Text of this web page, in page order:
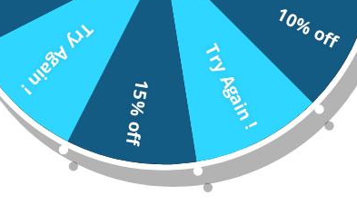
27-رسالة الحب
القرمزية(ورد
صناعي)
3.500د.ك
26-رسالة بلوم
الوردية(ورد
صناعي)
د.ك
25-
صناعي)
الملاحظات
10% off
Try Again !
15% off
Try Again !